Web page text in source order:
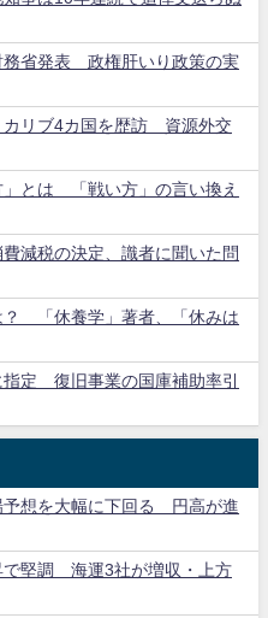
務省発表 政権肝いり政策の実
カリブ4カ国を歴訪 資源外交
とは 「戦い方」の言い換え
減税の決定、識者に聞いた問
？ 「休養学」著者、「休みは
定 復旧事業の国庫補助率引
想を大幅に下回る 円高が進
堅調 海運3社が増収・上方